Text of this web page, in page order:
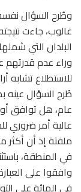
وطُرح السؤال
البلدان التي
وراء عدم قدرتهم
للاستطلاع تشابه
طُرح السؤال عينه
عام، هل توافق أو
عالية أمر ضروري
في المائة على